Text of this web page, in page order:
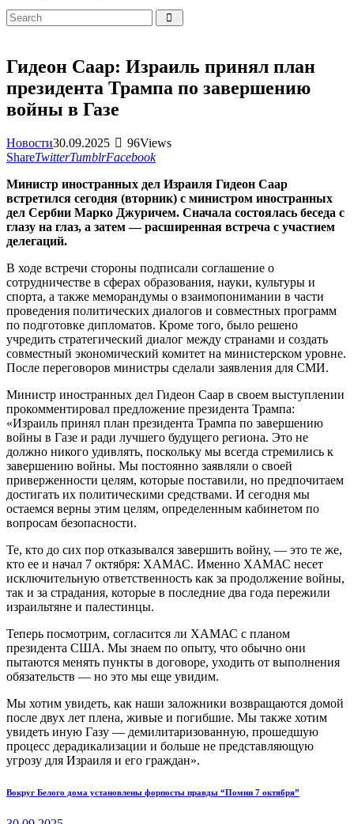
Гидеон Саар: Израиль принял план
президента Трампа по завершению
войны в Газе
Новости30.09.2025 96Views
ShareTwitterTumblrFacebook
Министр иностранных дел Израиля Гидеон Саар
встретился сегодня (вторник) с министром иностранных
дел Сербии Марко Джуричем. Сначала состоялась беседа с
глазу на глаз, а затем — расширенная встреча с участием
делегаций.
В ходе встречи стороны подписали соглашение о
сотрудничестве в сферах образования, науки, культуры и
спорта, а также меморандумы о взаимопонимании в части
проведения политических диалогов и совместных программ
по подготовке дипломатов. Кроме того, было решено
учредить стратегический диалог между странами и создать
совместный экономический комитет на министерском уровне.
После переговоров министры сделали заявления для СМИ.
Министр иностранных дел Гидеон Саар в своем выступлении
прокомментировал предложение президента Трампа:
«Израиль принял план президента Трампа по завершению
войны в Газе и ради лучшего будущего региона. Это не
должно никого удивлять, поскольку мы всегда стремились к
завершению войны. Мы постоянно заявляли о своей
приверженности целям, которые поставили, но предпочитаем
достигать их политическими средствами. И сегодня мы
остаемся верны этим целям, определенным кабинетом по
вопросам безопасности.
Те, кто до сих пор отказывался завершить войну, — это те же,
кто ее и начал 7 октября: ХАМАС. Именно ХАМАС несет
исключительную ответственность как за продолжение войны,
так и за страдания, которые в последние два года пережили
израильтяне и палестинцы.
Теперь посмотрим, согласится ли ХАМАС с планом
президента США. Мы знаем по опыту, что обычно они
пытаются менять пункты в договоре, уходить от выполнения
обязательств — но это мы еще увидим.
Мы хотим увидеть, как наши заложники возвращаются домой
после двух лет плена, живые и погибшие. Мы также хотим
увидеть иную Газу — демилитаризованную, прошедшую
процесс дерадикализации и больше не представляющую
угрозу для Израиля и его граждан».
Навигация
по
Previous
Вокруг Белого дома установлены форпосты правды “Помни 7 октября”